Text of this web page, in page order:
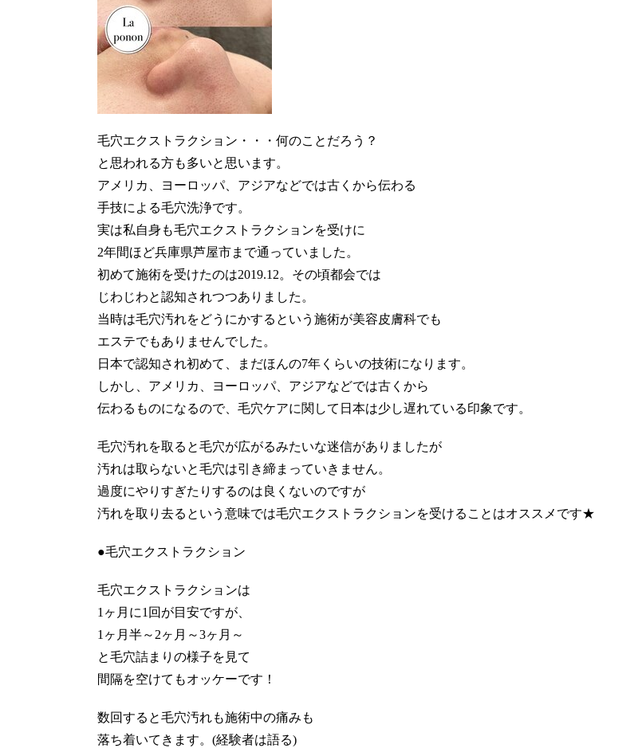
毛穴エクストラクション・・・何のことだろう？
と思われる方も多いと思います。
アメリカ、ヨーロッパ、アジアなどでは古くから伝わる
手技による毛穴洗浄です。
実は私自身も毛穴エクストラクションを受けに
2年間ほど兵庫県芦屋市まで通っていました。
初めて施術を受けたのは2019.12。その頃都会では
じわじわと認知されつつありました。
当時は毛穴汚れをどうにかするという施術が美容皮膚科でも
エステでもありませんでした。
日本で認知され初めて、まだほんの7年くらいの技術になります。
しかし、アメリカ、ヨーロッパ、アジアなどでは古くから
伝わるものになるので、毛穴ケアに関して日本は少し遅れている印象です。
毛穴汚れを取ると毛穴が広がるみたいな迷信がありましたが
汚れは取らないと毛穴は引き締まっていきません。
過度にやりすぎたりするのは良くないのですが
汚れを取り去るという意味では毛穴エクストラクションを受けることはオススメです★
●毛穴エクストラクション
毛穴エクストラクションは
1ヶ月に1回が目安ですが、
1ヶ月半～2ヶ月～3ヶ月～
と毛穴詰まりの様子を見て
間隔を空けてもオッケーです！
数回すると毛穴汚れも施術中の痛みも
落ち着いてきます。(経験者は語る)